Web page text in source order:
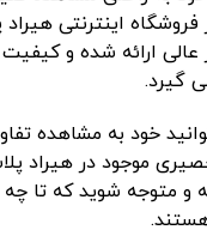
اینترنتی
ارائه شده و کیفیت
گیرد.
خود به مشاهده
موجود در هیراد
و متوجه شوید که تا چه